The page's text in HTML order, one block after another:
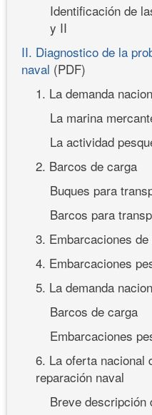
Identificación de
y II
II. Diagnostico de la
naval (PDF)
1. La demanda
La marina
La actividad
2. Barcos de carga
Buques para
Barcos para
3. Embarcaciones
4. Embarcaciones
5. La demanda
Barcos de carga
Embarcaciones
6. La oferta nacional
reparación naval
Breve descripción